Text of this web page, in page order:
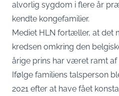
alvorlig sygdom i flere år
kendte kongefamilier.
Mediet HLN fortæller, at det
kredsen omkring den
årige prins har været ramt
Ifølge familiens talsperson
2021 efter at have fået